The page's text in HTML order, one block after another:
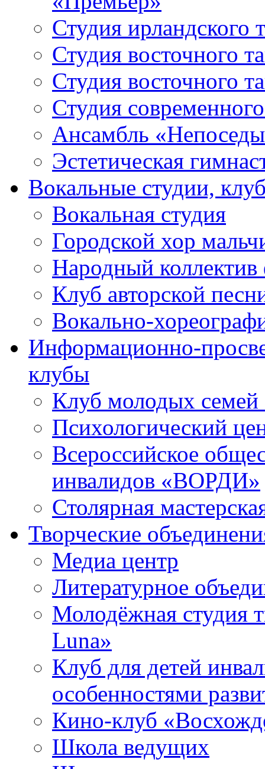
Студия ирландского
Студия восточного
Студия восточного
Студия
Ансамбль
Эстетическая
Вокальные студии,
Вокальная студия
Городской хор
Народный коллектив
Клуб авторской
Вокально-
Информационно-
клубы
Клуб молодых
Психологический
Всероссийское
инвалидов «ВОРДИ»
Столярная
Творческие
Медиа центр
Литературное
Молодёжная студия
Luna»
Клуб для детей
особенностями
Кино-клуб
Школа ведущих